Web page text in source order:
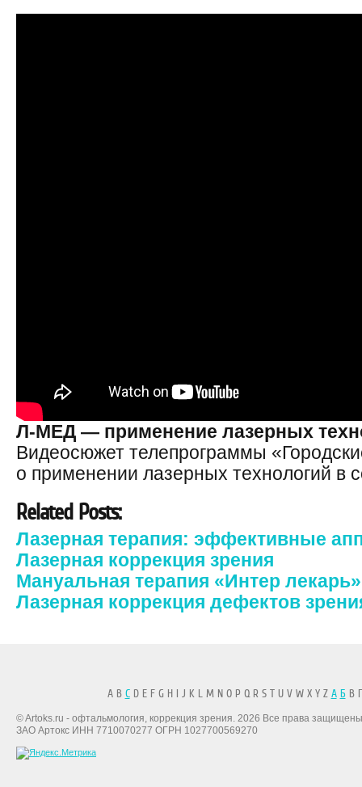
Л-МЕД — применение лазерных
Видеосюжет телепрограммы
о применении лазерных технологий в
Related Posts:
Лазерная терапия: эффективные
Лазерная коррекция зрения
Мануальная терапия «Интер лекарь»
Лазерная коррекция дефектов
A B CD E F G H I J K L M N O P Q R S T U V W X Y Z А БВ
© Artoks.ru - офтальмология, коррекция зрения. 2026 Все права
ЗАО Артокс ИНН 7710070277 ОГРН 1027700569270